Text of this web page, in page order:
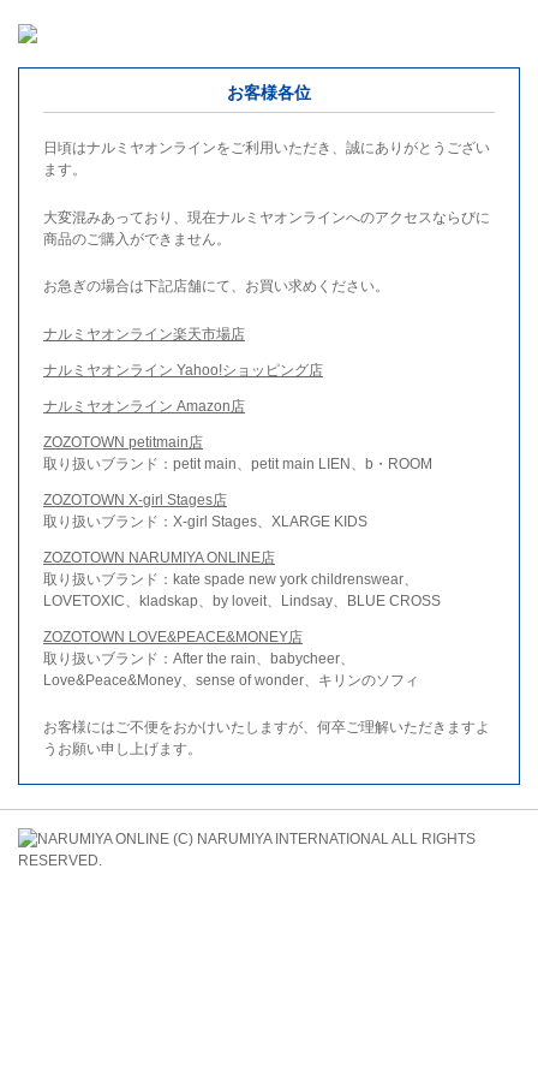
お客様各位
日頃はナルミヤオンラインをご利用いただき、誠にありがとうござい
ます。
大変混みあっており、現在ナルミヤオンラインへのアクセスならびに
商品のご購入ができません。
お急ぎの場合は下記店舗にて、お買い求めください。
ナルミヤオンライン楽天市場店
ナルミヤオンライン Yahoo!ショッピング店
ナルミヤオンライン Amazon店
ZOZOTOWN petitmain店
取り扱いブランド：petit main、petit main LIEN、b・ROOM
ZOZOTOWN X-girl Stages店
取り扱いブランド：X-girl Stages、XLARGE KIDS
ZOZOTOWN NARUMIYA ONLINE店
取り扱いブランド：kate spade new york childrenswear、
LOVETOXIC、kladskap、by loveit、Lindsay、BLUE CROSS
ZOZOTOWN LOVE&PEACE&MONEY店
取り扱いブランド：After the rain、babycheer、
Love&Peace&Money、sense of wonder、キリンのソフィ
お客様にはご不便をおかけいたしますが、何卒ご理解いただきますよ
うお願い申し上げます。